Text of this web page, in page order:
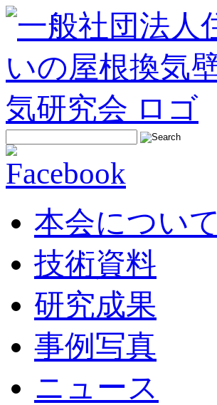
本会について
技術資料
研究成果
事例写真
ニュース